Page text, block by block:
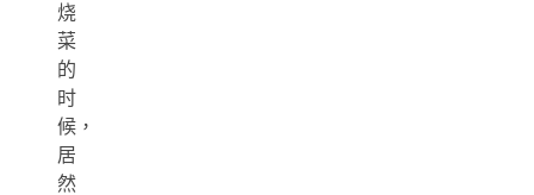
烧
菜
的
时
候，
居
然